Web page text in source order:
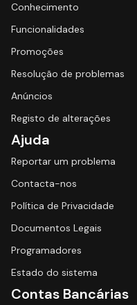
Conhecimento
Funcionalidades
Promoções
Resolução de problemas
Anúncios
Registo de alterações
Ajuda
Reportar um problema
Contacta-nos
Política de Privacidade
Documentos Legais
Programadores
Estado do sistema
Contas Bancárias